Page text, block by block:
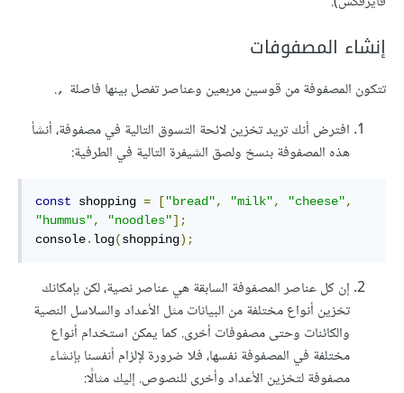
إنشاء المصفوفات
تتكون المصفوفة من قوسين مربعين وعناصر تفصل بينها فاصلة ,
.
افترض أنك تريد تخزين لائحة التسوق التالية في مصفوفة، أنشأ
هذه المصفوفة بنسخ ولصق الشيفرة التالية في الطرفية:
const shopping = ["bread", "milk", "cheese",
"hummus", "noodles"];
console. log(shopping);
إن كل عناصر المصفوفة السابقة هي عناصر نصية، لكن بإمكانك
تخزين أنواع مختلفة من البيانات مثل الأعداد والسلاسل النصية
والكائنات وحتى مصفوفات أخرى. كما يمكن استخدام أنواع
مختلفة في المصفوفة نفسها، فلا ضرورة لإلزام أنفسنا بإنشاء
مصفوفة لتخزين الأعداد وأخرى للنصوص. إليك مثالًا: